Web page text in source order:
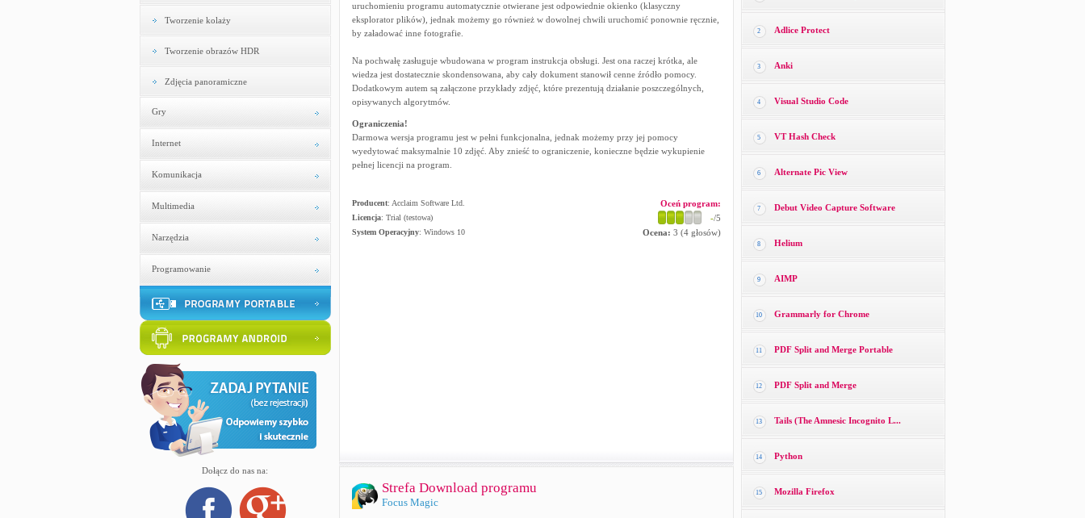
Tworzenie kolaży
Tworzenie obrazów HDR
Zdjęcia panoramiczne
Gry
Internet
Komunikacja
Multimedia
Narzędzia
Programowanie
Dołącz do nas na:
uruchomieniu programu automatycznie otwierane jest odpowiednie okienko (klasyczny
eksplorator plików), jednak możemy go również w dowolnej chwili uruchomić ponownie ręcznie,
by załadować inne fotografie.
Na pochwałę zasługuje wbudowana w program instrukcja obsługi. Jest ona raczej krótka, ale
wiedza jest dostatecznie skondensowana, aby cały dokument stanowił cenne źródło pomocy.
Dodatkowym autem są załączone przykłady zdjęć, które prezentują działanie poszczególnych,
opisywanych algorytmów.
Ograniczenia!
Darmowa wersja programu jest w pełni funkcjonalna, jednak możemy przy jej pomocy
wyedytować maksymalnie 10 zdjęć. Aby znieść to ograniczenie, konieczne będzie wykupienie
pełnej licencji na program.
Producent: Acclaim Software Ltd.
Licencja: Trial (testowa)
System Operacyjny: Windows 10
Oceń program:
-/5
Ocena: 3 (4głosów)
Strefa Download programu
Focus Magic
2 Adlice Protect
3 Anki
4 Visual Studio Code
5 VT Hash Check
6 Alternate Pic View
7 Debut Video Capture Software
8 Helium
9 AIMP
10 Grammarly for Chrome
11 PDF Split and Merge Portable
12 PDF Split and Merge
13 Tails (The Amnesic Incognito L...
14 Python
15 Mozilla Firefox